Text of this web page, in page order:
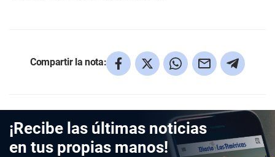
Compartir la nota:
¡Recibe las últimas noticias
en tus propias manos!